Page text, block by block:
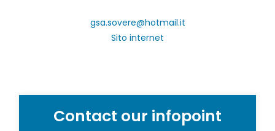
gsa.sovere@hotmail.it
Sito internet
Contact our infopoint